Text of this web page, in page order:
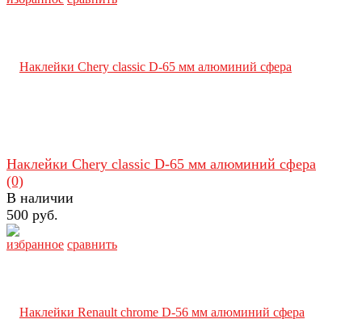
избранное сравнить
Наклейки Chery classic D-65 мм алюминий сфера
(0)
В наличии
500 руб.